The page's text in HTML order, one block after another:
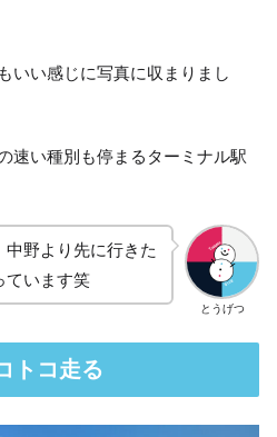
いい感じに写真に収まりまし
速い種別も停まるターミナル駅
とうげつ
野より先に行きた
ています笑
トコ走る